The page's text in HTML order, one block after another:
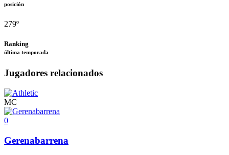
posición
279º
Ranking
última temporada
Jugadores relacionados
MC
0
Gerenabarrena